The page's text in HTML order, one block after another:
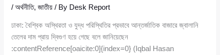
/অর্থনীতি,জাতীয় / By Desk Report
ঢাকা: বৈশ্বিক অস্থিরতা ও যুদ্ধ পরিস্থিতির প্রভাবে আন্তর্জাতিক বাজারে জ্বালানি
তেলের দাম প্রায় দ্বিগুণ হয়ে গেছে বলে জানিয়েছেন
:contentReference[oaicite:0]{index=0} (Iqbal Hasan